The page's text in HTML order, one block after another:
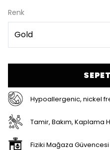
Renk
Hypoallergenic, nickel
Tamir, Bakım, Kaplama
Fiziki Mağaza Güvencesi